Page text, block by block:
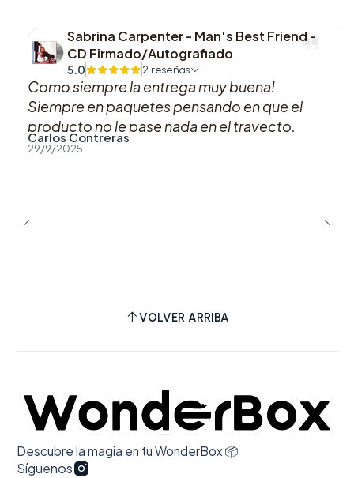
completo del álbum con un prensado de color
distintivo y un insert firmado. Es una pieza con
presencia visual definida, especialmente
atractiva para quienes valoran los lanzamientos
en vinilo con contenido adicional y una
presentación más cuidada.
Sabrina Carpenter - Man's Best Friend -
CD Firmado/Autografiado
5.0 2 reseñas
Como siempre la entrega muy buena!
Siempre en paquetes pensando en que el
producto no le pase nada en el trayecto,
muy buena atención por WhatsApp!
Carlos Contreras
29/9/2025
VOLVER ARRIBA
Descubre la magia en tu WonderBox 📦
Síguenos